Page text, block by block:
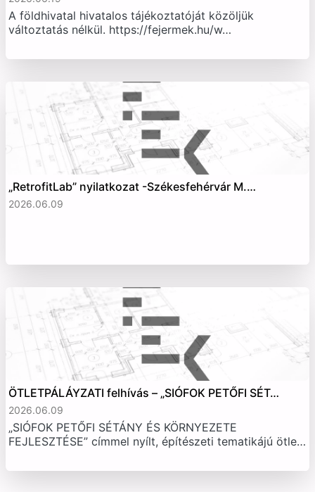
A földhivatal hivatalos tájékoztatóját közöljük
változtatás nélkül. https://fejermek.hu/w…
„RetrofitLab” nyilatkozat -Székesfehérvár M.…
2026.06.09
ÖTLETPÁLÁYZATI felhívás – „SIÓFOK PETŐFI SÉT…
2026.06.09
„SIÓFOK PETŐFI SÉTÁNY ÉS KÖRNYEZETE
FEJLESZTÉSE” címmel nyílt, építészeti tematikájú ötle…